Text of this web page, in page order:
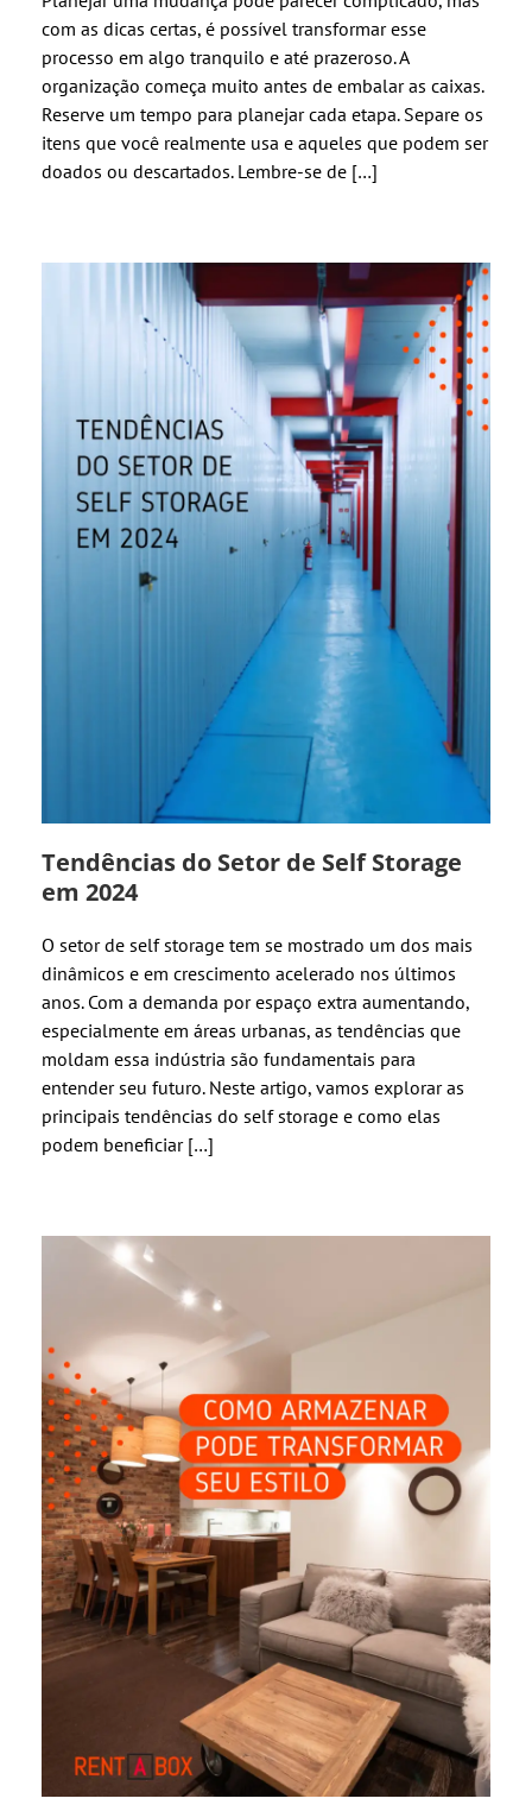
com as dicas certas, é possível transformar esse
processo em algo tranquilo e até prazeroso. A
organização começa muito antes de embalar as caixas.
Reserve um tempo para planejar cada etapa. Separe os
itens que você realmente usa e aqueles que podem ser
doados ou descartados. Lembre-se de […]
Tendências do Setor de Self Storage
em 2024
O setor de self storage tem se mostrado um dos mais
dinâmicos e em crescimento acelerado nos últimos
anos. Com a demanda por espaço extra aumentando,
especialmente em áreas urbanas, as tendências que
moldam essa indústria são fundamentais para
entender seu futuro. Neste artigo, vamos explorar as
principais tendências do self storage e como elas
podem beneficiar […]